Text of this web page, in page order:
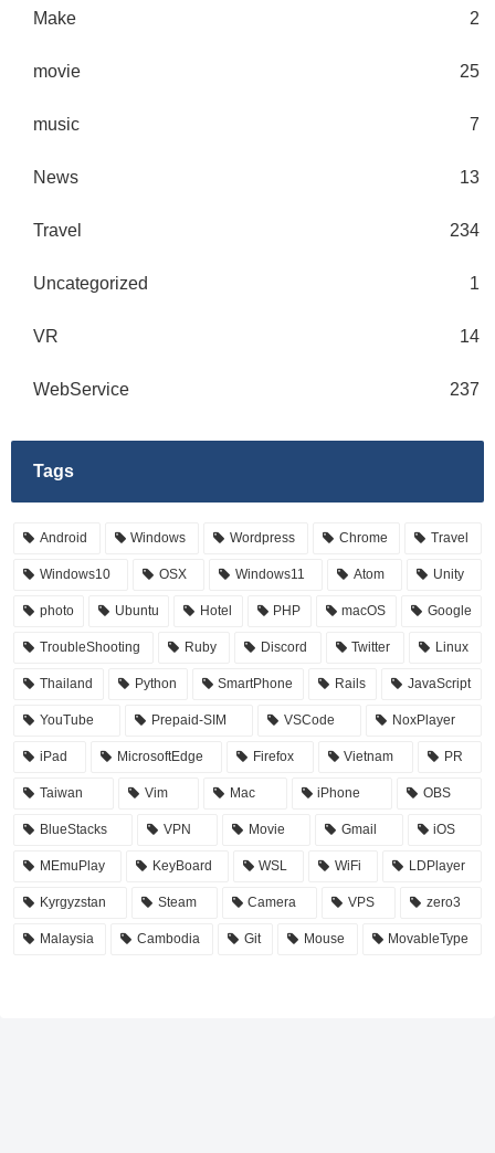
Make 2
movie 25
music 7
News 13
Travel 234
Uncategorized 1
VR 14
WebService 237
Tags
Android Windows Wordpress Chrome Travel
Windows10 OSX Windows11 Atom Unity
photo Ubuntu Hotel PHP macOS Google
TroubleShooting Ruby Discord Twitter Linux
Thailand Python SmartPhone Rails JavaScript
YouTube Prepaid-SIM VSCode NoxPlayer
iPad MicrosoftEdge Firefox Vietnam PR
Taiwan Vim Mac iPhone OBS
BlueStacks VPN Movie Gmail iOS
MEmuPlay KeyBoard WSL WiFi LDPlayer
Kyrgyzstan Steam Camera VPS zero3
Malaysia Cambodia Git Mouse MovableType